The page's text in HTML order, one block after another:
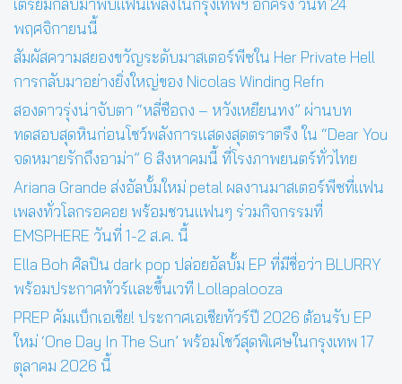
เตรียมกลับมาพบแฟนเพลงในกรุงเทพฯ อีกครั้ง วันที่ 24
พฤศจิกายนนี้
สัมผัสความสยองขวัญระดับมาสเตอร์พีซใน Her Private Hell
การกลับมาอย่างยิ่งใหญ่ของ Nicolas Winding Refn
สองดาวรุ่งน่าจับตา “หลี่ซือถง – หวังเหยียนทง” ผ่านบท
ทดสอบสุดหินก่อนโชว์พลังการแสดงสุดตราตรึง ใน “Dear You
จดหมายรักถึงอาม่า” 6 สิงหาคมนี้ ที่โรงภาพยนตร์ทั่วไทย
Ariana Grande ส่งอัลบั้มใหม่ petal ผลงานมาสเตอร์พีซที่แฟน
เพลงทั่วโลกรอคอย พร้อมชวนแฟนๆ ร่วมกิจกรรมที่
EMSPHERE วันที่ 1-2 ส.ค. นี้
Ella Boh ศิลปิน dark pop ปล่อยอัลบั้ม EP ที่มีชื่อว่า BLURRY
พร้อมประกาศทัวร์และขึ้นเวที Lollapalooza
PREP คัมแบ็กเอเชีย! ประกาศเอเชียทัวร์ปี 2026 ต้อนรับ EP
ใหม่ ‘One Day In The Sun’ พร้อมโชว์สุดพิเศษในกรุงเทพ 17
ตุลาคม 2026 นี้